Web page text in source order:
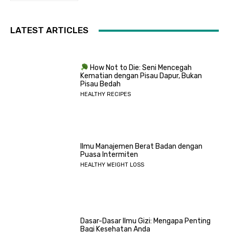
LATEST ARTICLES
How Not to Die: Seni Mencegah
Kematian dengan Pisau Dapur, Bukan
Pisau Bedah
HEALTHY RECIPES
Ilmu Manajemen Berat Badan dengan
Puasa Intermiten
HEALTHY WEIGHT LOSS
Dasar-Dasar Ilmu Gizi: Mengapa Penting
Bagi Kesehatan Anda